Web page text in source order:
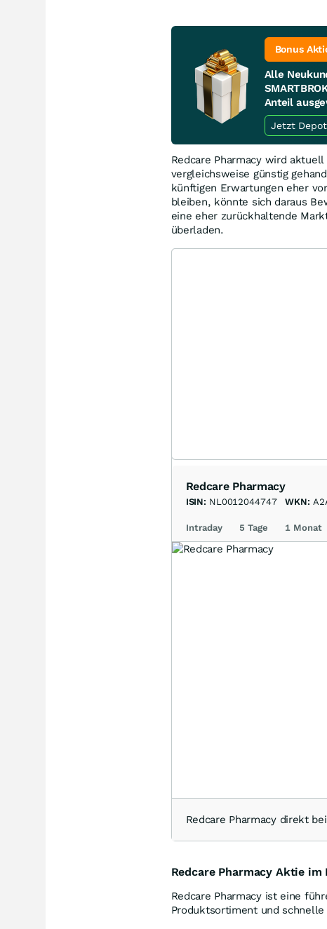
Bonus
Alle
Anteil
Redcare Pharmacy wird
vergleichsweise günstig
künftigen Erwartungen eher
bleiben, könnte sich daraus
eine eher zurückhaltende
überladen.
Redcare Pharmacy
ISIN: NL0012044747 WKN:
Intraday 5 Tage 1 Monat
Redcare Pharmacy direkt
Redcare Pharmacy Aktie
Redcare Pharmacy ist eine
Produktsortiment und